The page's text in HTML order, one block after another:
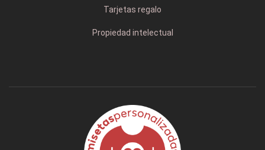
Tarjetas regalo
Propiedad intelectual